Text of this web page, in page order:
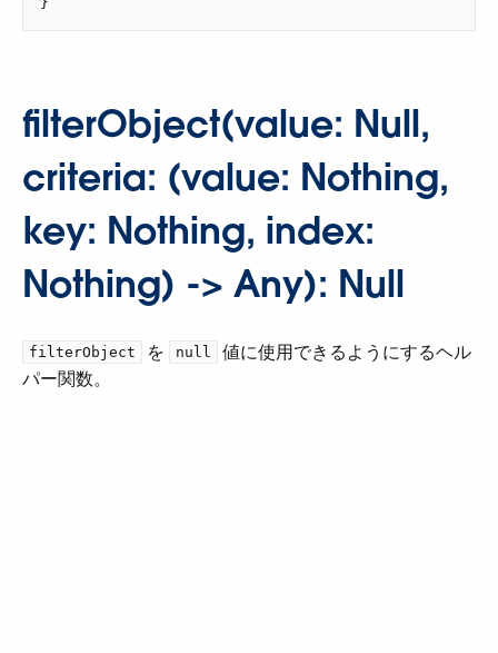
filterObject(value: Null,
criteria: (value: Nothing,
key: Nothing, index:
Nothing) -> Any): Null
filterObject ​ を ​ null
​ 値に使用できるようにするヘル
パー関数。